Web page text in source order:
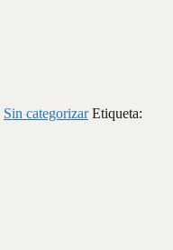
Sin categorizar Etiqueta: